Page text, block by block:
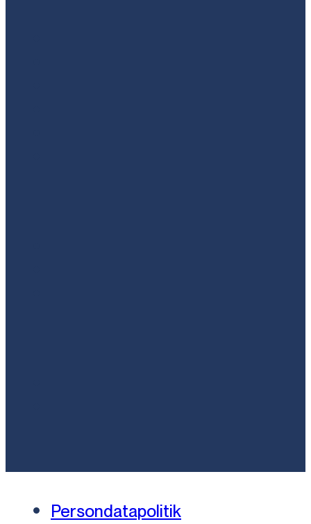
Persondatapolitik